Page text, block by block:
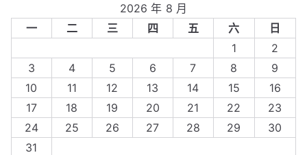
r
c
h
f
o
r
:
2026 年 8 月
一
二 三 四 五 六
日
1
2
3
4 5 6 7 8
9
10
11 12 13 14 15
16
17
18 19 20 21 22
23
24
25 26 27 28 29
30
31